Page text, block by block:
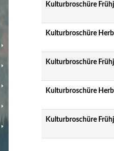
Kulturbroschüre
Kulturbroschüre
Kulturbroschüre
Kulturbroschüre
Kulturbroschüre